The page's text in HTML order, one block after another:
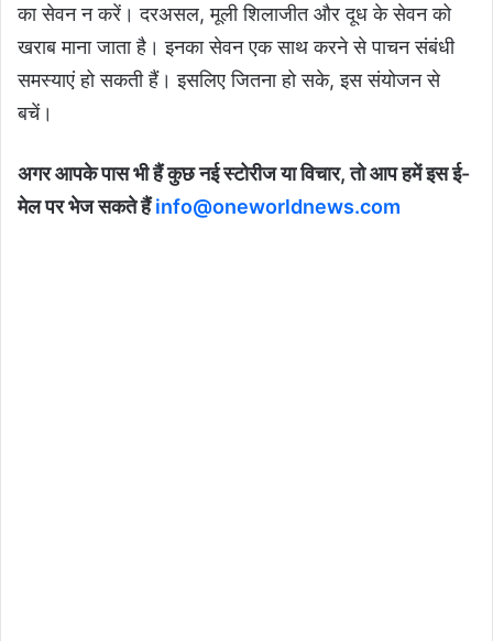
का सेवन न करें। दरअसल, मूली शिलाजीत और दूध के सेवन को
खराब माना जाता है। इनका सेवन एक साथ करने से पाचन संबंधी
समस्‍याएं हो सकती हैं। इसलिए जितना हो सके, इस संयोजन से
बचें।
अगर आपके पास भी हैं कुछ नई स्टोरीज या विचार, तो आप हमें इस ई-
मेल पर भेज सकते हैंinfo@oneworldnews.com